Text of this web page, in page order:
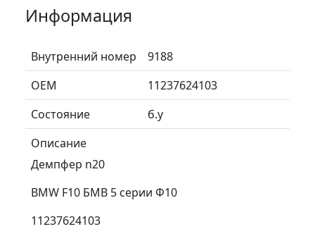
Информация
Внутренний номер
9188
ОЕМ
11237624103
Состояние
б.у
Описание
Демпфер n20
BMW F10 БМВ 5 серии Ф10
11237624103